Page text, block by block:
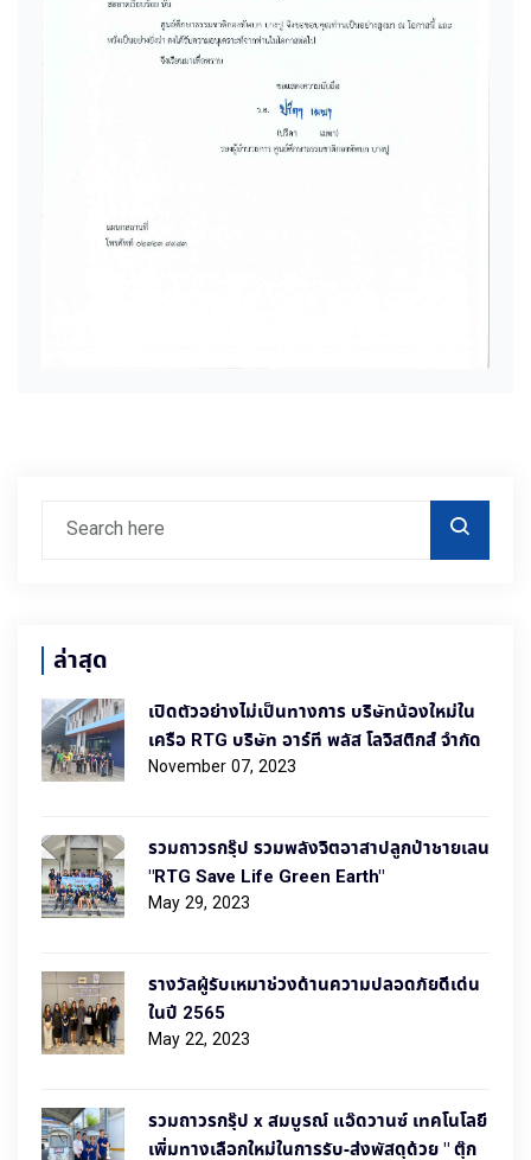
ล่าสุด
เปิดตัวอย่างไม่เป็นทางการ บริษัทน้องใหม่ใน
เครือ RTG บริษัท อาร์ที พลัส โลจิสติกส์ จำกัด
November 07, 2023
รวมถาวรกรุ๊ป รวมพลังจิตอาสาปลูกป่าชายเลน
"RTG Save Life Green Earth"
May 29, 2023
รางวัลผู้รับเหมาช่วงด้านความปลอดภัยดีเด่น
ในปี 2565
May 22, 2023
รวมถาวรกรุ๊ป x สมบูรณ์ แอ๊ดวานซ์ เทคโนโลยี
เพิ่มทางเลือกใหม่ในการรับ-ส่งพัสดุด้วย " ตุ๊ก